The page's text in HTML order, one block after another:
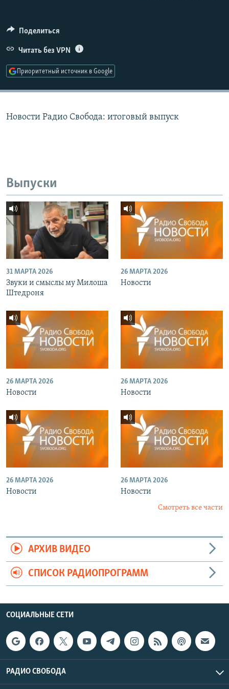
ПОДПИШИТЕСЬ НА РАССЫЛКУ
СОЦИАЛЬНЫЕ СЕТИ
Поделиться
Читать без VPN
Приоритетный источник в Google
Новости Радио Свобода: итоговый выпуск
Выпуски
31 МАРТА 2026
Звуки и смыслы му Милоша
Штедроня
26 МАРТА 2026
Новости
26 МАРТА 2026
Новости
26 МАРТА 2026
Новости
26 МАРТА 2026
Новости
26 МАРТА 2026
Новости
Смотреть все части
АРХИВ ВИДЕО
СПИСОК РАДИОПРОГРАММ
СОЦИАЛЬНЫЕ СЕТИ
РАДИО СВОБОДА